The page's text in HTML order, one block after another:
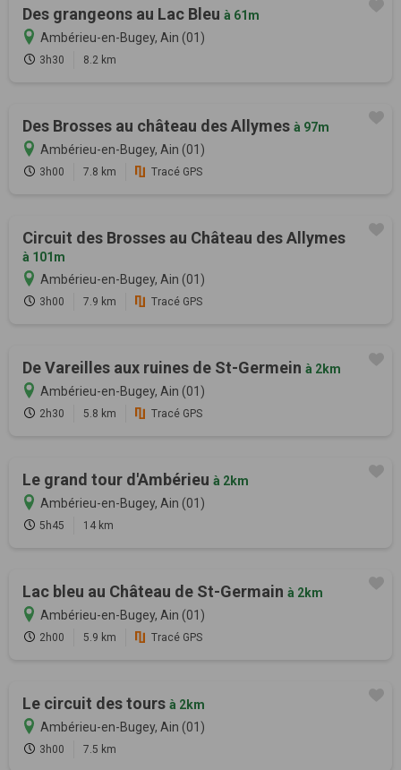
Des grangeons au Lac Bleu à 61m
Ambérieu-en-Bugey, Ain (01)
3h30 8.2 km
Des Brosses au château des Allymes à 97m
Ambérieu-en-Bugey, Ain (01)
3h00 7.8 km Tracé GPS
Circuit des Brosses au Château des Allymes
à 101m
Ambérieu-en-Bugey, Ain (01)
3h00 7.9 km Tracé GPS
De Vareilles aux ruines de St-Germein à 2km
Ambérieu-en-Bugey, Ain (01)
2h30 5.8 km Tracé GPS
Le grand tour d'Ambérieu à 2km
Ambérieu-en-Bugey, Ain (01)
5h45 14 km
Lac bleu au Château de St-Germain à 2km
Ambérieu-en-Bugey, Ain (01)
2h00 5.9 km Tracé GPS
Le circuit des tours à 2km
Ambérieu-en-Bugey, Ain (01)
3h00 7.5 km